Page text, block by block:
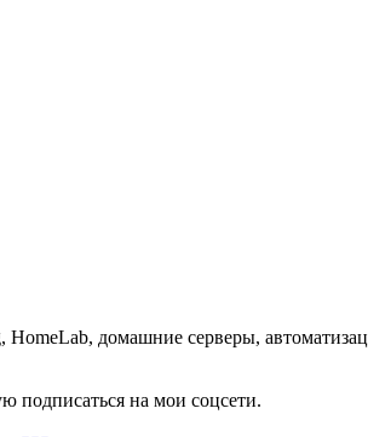
домашние серверы,
подписаться на мои соцсети.